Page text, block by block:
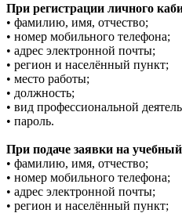
При регистрации личного
• фамилию, имя, отчество;
• номер мобильного телефона;
• адрес электронной почты;
• регион и населённый пункт;
• место работы;
• должность;
• вид профессиональной
• пароль.
При подаче заявки на
• фамилию, имя, отчество;
• номер мобильного телефона;
• адрес электронной почты;
• регион и населённый пункт;